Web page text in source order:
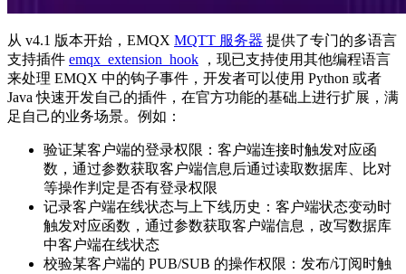
从 v4.1 版本开始，EMQX MQTT 服务器 提供了专门的多语言
支持插件 emqx_extension_hook ，现已支持使用其他编程语言
来处理 EMQX 中的钩子事件，开发者可以使用 Python 或者
Java 快速开发自己的插件，在官方功能的基础上进行扩展，满
足自己的业务场景。例如：
验证某客户端的登录权限：客户端连接时触发对应函
数，通过参数获取客户端信息后通过读取数据库、比对
等操作判定是否有登录权限
记录客户端在线状态与上下线历史：客户端状态变动时
触发对应函数，通过参数获取客户端信息，改写数据库
中客户端在线状态
校验某客户端的 PUB/SUB 的操作权限：发布/订阅时触